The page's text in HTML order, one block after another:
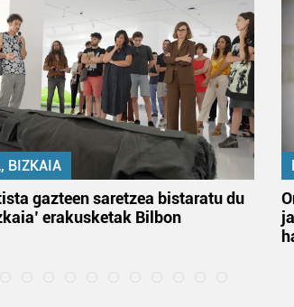
BIZKAIA
gazteen saretzea bistaratu du
erakusketak Bilbon